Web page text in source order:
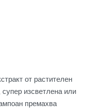
от растителен
изсветлена или
премахва